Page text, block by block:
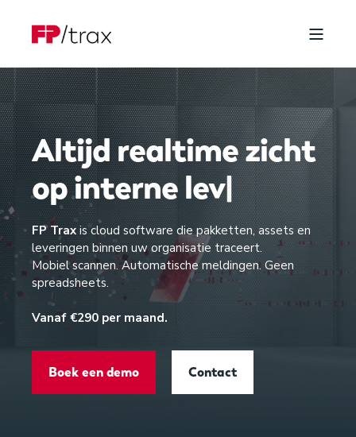
Altijd realtime zicht
opi|
FP Traxis cloud software die pakketten, assets en
leveringen binnen uw organisatie traceert.
Mobiel scannen. Automatische meldingen. Geen
spreadsheets.
Vanaf €290 per maand.
Boek een demo Contact